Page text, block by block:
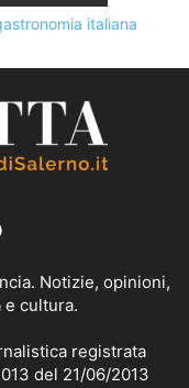
Notizie, opinioni,
cultura.
registrata
del 21/06/2013